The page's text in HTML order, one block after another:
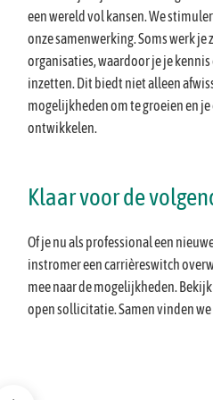
een wereld vol kansen. We
onze samenwerking. Soms werk je
organisaties, waardoor je je
inzetten. Dit biedt niet alleen
mogelijkheden om te groeien en
ontwikkelen.
Klaar voor de
Of je nu als professional een
instromer een carrièreswitch
mee naar de mogelijkheden.
open sollicitatie. Samen vinden